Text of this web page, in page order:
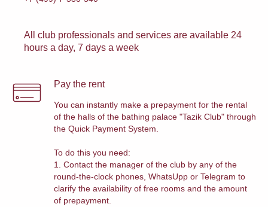
All club professionals and services are available 24
hours a day, 7 days a week
Pay the rent
You can instantly make a prepayment for the rental
of the halls of the bathing palace "Tazik Club" through
the Quick Payment System.
To do this you need:
1. Contact the manager of the club by any of the
round-the-clock phones, WhatsUpp or Telegram to
clarify the availability of free rooms and the amount
of prepayment.